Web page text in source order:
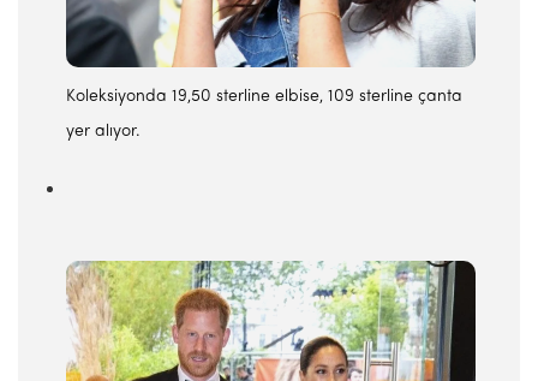
Koleksiyonda 19,50 sterline elbise, 109 sterline çanta
yer alıyor.